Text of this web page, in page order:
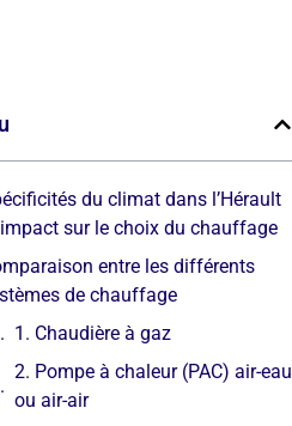
du climat dans l’Hérault
sur le choix du chauffage
entre les différents
de chauffage
1. Chaudière à gaz
2. Pompe à chaleur (PAC) air-eau
ou air-air